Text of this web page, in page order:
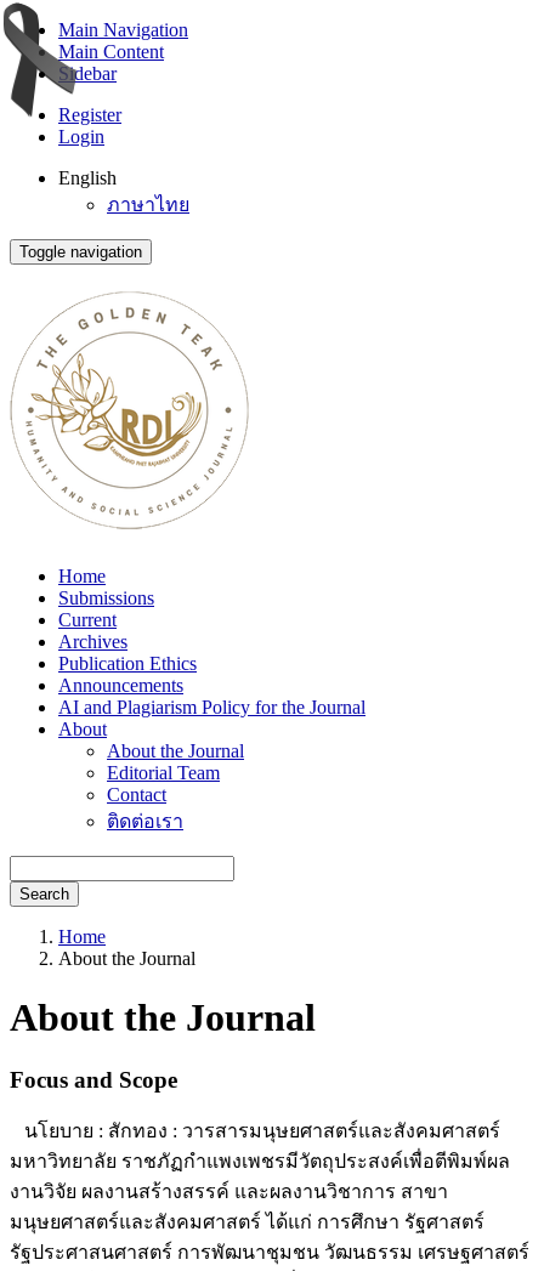
Main Navigation
Main Content
Sidebar
Register
Login
English
ภาษาไทย
Toggle navigation
Home
Submissions
Current
Archives
Publication Ethics
Announcements
AI and Plagiarism Policy for the Journal
About
About the Journal
Editorial Team
Contact
ติดต่อเรา
Search
Home
About the Journal
About the Journal
Focus and Scope
นโยบาย : สักทอง : วารสารมนุษยศาสตร์และสังคมศาสตร์
มหาวิทยาลัย ราชภัฏกำแพงเพชรมีวัตถุประสงค์เพื่อตีพิมพ์ผล
งานวิจัย ผลงานสร้างสรรค์ และผลงานวิชาการ สาขา
มนุษยศาสตร์และสังคมศาสตร์ ได้แก่ การศึกษา รัฐศาสตร์
รัฐประศาสนศาสตร์ การพัฒนาชุมชน วัฒนธรรม เศรษฐศาสตร์